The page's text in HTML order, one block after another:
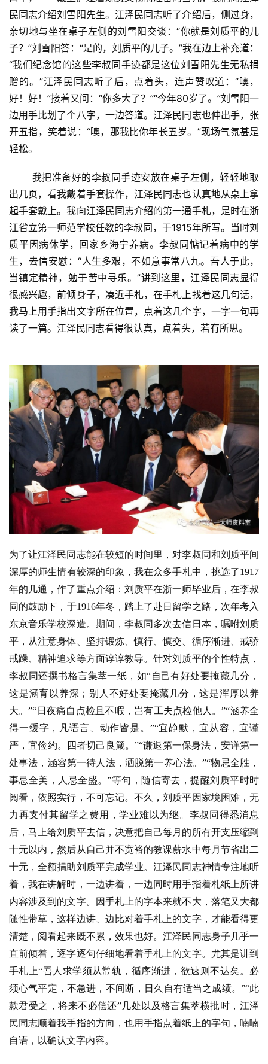
资
讯
八
点
僧
音
高
僧
访
心
乐
菩
提
专
题
民同志介绍刘雪阳先生。江泽民同志听了介绍后，侧过身，
亲切地与坐在桌子左侧的刘雪阳交谈：“你就是刘质平的儿
子？”刘雪阳答：“是的，刘质平的儿子。”我在边上补充道：
“我们纪念馆的这些李叔同手迹都是这位刘雪阳先生无私捐
赠的。”江泽民同志听了后，点着头，连声赞叹道：“噢，
好！好！”接着又问：“你多大了？”“今年80岁了。”刘雪阳一
边用手比划了个八字，一边答道。江泽民同志也伸出手，张
开五指，笑着说：“噢，那我比你年长五岁。”现场气氛甚是
轻松。
我把准备好的李叔同手迹安放在桌子左侧，轻轻地取
出几页，看我戴着手套操作，江泽民同志也认真地从桌上拿
起手套戴上。我向江泽民同志介绍的第一通手札，是时在浙
江省立第一师范学校任教的李叔同，于1915年所写。当时刘
质平因病休学，回家乡海宁养病。李叔同惦记着病中的学
生，去信安慰：“人生多艰，不如意事常八九。吾人于此，
当镇定精神，勉于苦中寻乐。”讲到这里，江泽民同志显得
很感兴趣，前倾身子，凑近手札，在手札上找着这几句话，
我马上用手指出文字所在位置，点着这几个字，一字一句再
读了一篇。江泽民同志看得很认真，点着头，若有所思。
为了让江泽民同志能在较短的时间里，对李叔同和刘质平间
深厚的师生情有较深的印象，我在众多手札中，挑选了1917
年的几通，作了重点介绍：刘质平在浙一师毕业后，在李叔
同的鼓励下，于1916年冬，踏上了赴日留学之路，次年考入
东京音乐学校深造。期间，李叔同多次去信日本，嘱咐刘质
平，从注意身体、坚持锻炼、慎行、慎交、循序渐进、戒骄
戒躁、精神追求等方面谆谆教导。针对刘质平的个性特点，
李叔同还撰书格言集萃一纸，如“自己有好处要掩藏几分，
这是涵育以养深；别人不好处要掩藏几分，这是浑厚以养
大。”“日夜痛自点检且不暇，岂有工夫点检他人。”“涵养全
得一缓字，凡语言、动作皆是。”“宜静默，宜从容，宜谨
严，宜俭约。四者切己良箴。”“谦退第一保身法，安详第一
处事法，涵容第一待人法，洒脱第一养心法。”“物忌全胜，
事忌全美，人忌全盛。”等句，随信寄去，提醒刘质平时时
阅看，依照实行，不可忘记。不久，刘质平因家境困难，无
力再支付其留学之费用，学业难以为继。李叔同得悉消息
后，马上给刘质平去信，决意把自己每月的所有开支压缩到
十元以内，然后从自己并不宽裕的教课薪水中每月节省出二
十元，全额捐助刘质平完成学业。江泽民同志神情专注地听
着，我在讲解时，一边讲着，一边同时用手指着札纸上所讲
内容涉及到的文字。因手札上的字本来就不大，落笔又大都
随性带草，这样边讲、边比对着手札上的文字，才能看得更
清楚，阅看起来既不累，效果也好。江泽民同志身子几乎一
直前倾着，逐字逐句仔细地看着手札上的文字。尤其是讲到
手札上“吾人求学须从常轨，循序渐进，欲速则不达矣。必
须心气平定，不急进，不间断，日久自有适当之成绩。”“此
款君受之，将来不必偿还”几处以及格言集萃横批时，江泽
民同志顺着我手指的方向，也用手指点着纸上的字句，喃喃
自语，以确认文字内容。